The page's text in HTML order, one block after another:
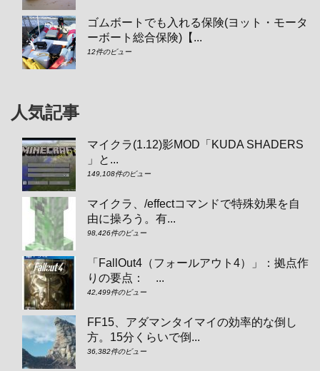
ゴムボートでも入れる保険(ヨット・モータ
ーボート総合保険)【...
12件のビュー
人気記事
マイクラ(1.12)影MOD「KUDA SHADERS
」と...
149,108件のビュー
マイクラ、/effectコマンドで特殊効果を自
由に操ろう。有...
98,426件のビュー
「FallOut4（フォールアウト4）」：拠点作
りの要点： ...
42,499件のビュー
FF15、アダマンタイマイの効率的な倒し
方。15分くらいで倒...
36,382件のビュー